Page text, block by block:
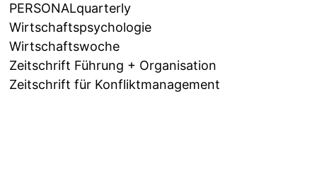
PERSONALquarterly
Wirtschaftspsychologie
Wirtschaftswoche
Zeitschrift Führung + Organisation
Zeitschrift für Konfliktmanagement